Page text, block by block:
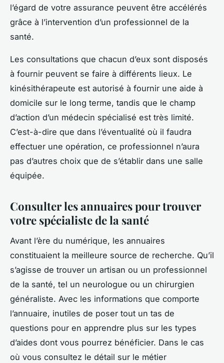
l’égard de votre assurance peuvent être accélérés
grâce à l’intervention d’un professionnel de la
santé.
Les consultations que chacun d’eux sont disposés
à fournir peuvent se faire à différents lieux. Le
kinésithérapeute est autorisé à fournir une aide à
domicile sur le long terme, tandis que le champ
d’action d’un médecin spécialisé est très limité.
C’est-à-dire que dans l’éventualité où il faudra
effectuer une opération, ce professionnel n’aura
pas d’autres choix que de s’établir dans une salle
équipée.
Consulter les annuaires pour trouver
votre spécialiste de la santé
Avant l’ère du numérique, les annuaires
constituaient la meilleure source de recherche. Qu’il
s’agisse de trouver un artisan ou un professionnel
de la santé, tel un neurologue ou un chirurgien
généraliste. Avec les informations que comporte
l’annuaire, inutiles de poser tout un tas de
questions pour en apprendre plus sur les types
d’aides dont vous pourrez bénéficier. Dans le cas
où vous consultez le détail sur le métier